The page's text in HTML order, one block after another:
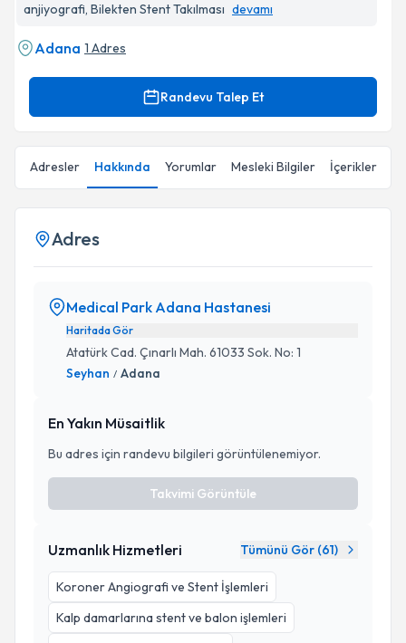
anjiyografi, Bilekten Stent Takılması devamı
Adana 1 Adres
Randevu Talep Et
Adresler Hakkında Yorumlar Mesleki Bilgiler İçerikler
Adres
Medical Park Adana Hastanesi
Haritada Gör
Atatürk Cad. Çınarlı Mah. 61033 Sok. No: 1
Seyhan / Adana
En Yakın Müsaitlik
Bu adres için randevu bilgileri görüntülenemiyor.
Takvimi Görüntüle
Uzmanlık Hizmetleri Tümünü Gör (61)
Koroner Angiografi ve Stent İşlemleri
Kalp damarlarına stent ve balon işlemleri